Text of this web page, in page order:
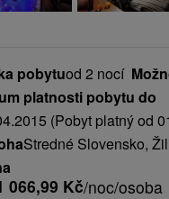
pobytuod 2 nocí
platnosti pobytu do
(Pobyt platný od
Stredné Slovensko,
066,99 Kč/noc/osoba